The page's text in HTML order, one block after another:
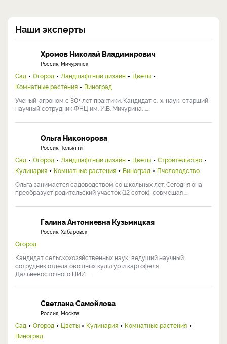
Наши эксперты
Хромов Николай Владимирович
Россия, Мичуринск
Сад Огород Ландшафтный дизайн
Цветы
Комнатные растения
Виноград
Ученый-агроном с 30+ лет практики. Кандидат с.-х. наук, старший
научный сотрудник ФНЦ им. И.В. Мичурина, ...
Ольга Никонорова
Россия, Тольятти
Сад Огород Ландшафтный дизайн Цветы
Строительство
Кулинария
Комнатные растения Виноград
Пчеловодство
Ольга занимается садоводством со школьных лет. Сегодня она
преобразует родительский участок (12 соток), совмещая ...
Галина Антониевна Кузьмицкая
Россия, Хабаровск
Огород
Кандидат сельскохозяйственных наук, ведущий научный
сотрудник отдела овощных культур и картофеля
Дальневосточного НИИ ...
Светлана Самойлова
Россия, Москва
Сад Огород Цветы Кулинария
Комнатные растения
Виноград